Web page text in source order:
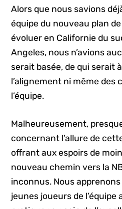
Alors que nous savions
équipe du nouveau plan
évoluer en Californie du
Angeles, nous n’avions
serait basée, de qui serait
l’alignement ni même des
l’équipe.
Malheureusement,
concernant l’allure de
offrant aux espoirs de
nouveau chemin vers la
inconnus. Nous
jeunes joueurs de